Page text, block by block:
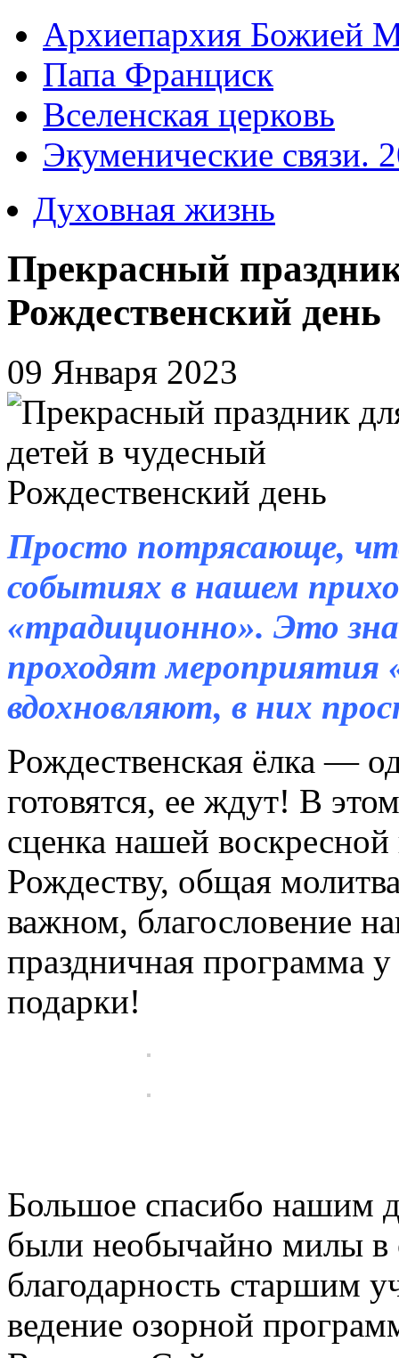
Архиепархия Божией
Папа Франциск
Вселенская церковь
Экуменические связи.
Духовная жизнь
Прекрасный
Рождественский день
09 Января 2023
Просто потрясающе,
событиях в нашем
«традиционно». Это
проходят мероприятия
вдохновляют, в них
Рождественская ёлка —
готовятся, ее ждут! В
сценка нашей
Рождеству, общая
важном, благословение
праздничная программа
подарки!
Большое спасибо нашим
были необычайно милы в
благодарность старшим
ведение озорной